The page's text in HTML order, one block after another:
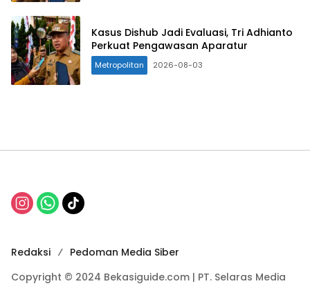
Kasus Dishub Jadi Evaluasi, Tri Adhianto
Perkuat Pengawasan Aparatur
Metropolitan 2026-08-03
Redaksi
Pedoman Media Siber
Copyright © 2024 Bekasiguide.com | PT. Selaras Media